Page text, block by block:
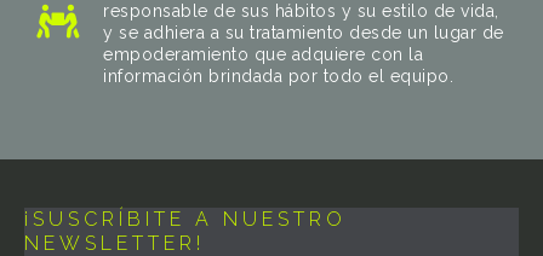
responsable de sus hábitos y su estilo de vida,
y se adhiera a su tratamiento desde un lugar de
empoderamiento que adquiere con la
información brindada por todo el equipo.
¡SUSCRÍBITE A NUESTRO
NEWSLETTER!